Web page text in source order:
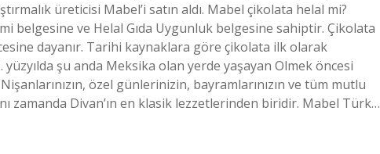
üreticisi Mabel’i satın aldı. Mabel çikolata helal mi?
belgesine ve Helal Gıda Uygunluk belgesine sahiptir. Çikolata
dayanır. Tarihi kaynaklara göre çikolata ilk olarak
yüzyılda şu anda Meksika olan yerde yaşayan Olmek öncesi
özel günlerinizin, bayramlarınızın ve tüm mutlu
zamanda Divan’ın en klasik lezzetlerinden biridir. Mabel Türk…